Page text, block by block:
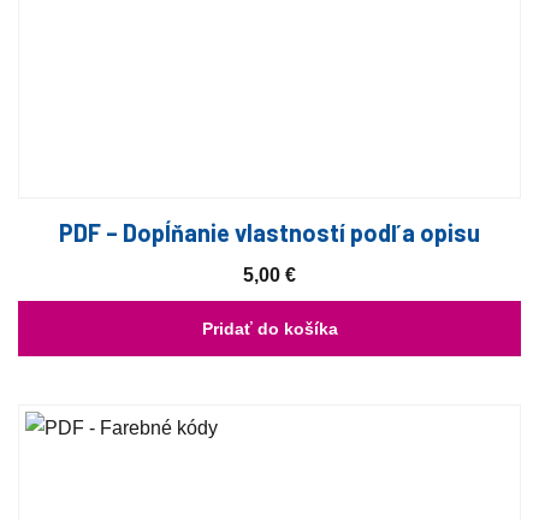
PDF – Dopĺňanie vlastností podľa opisu
5,00 €
Pridať do košíka